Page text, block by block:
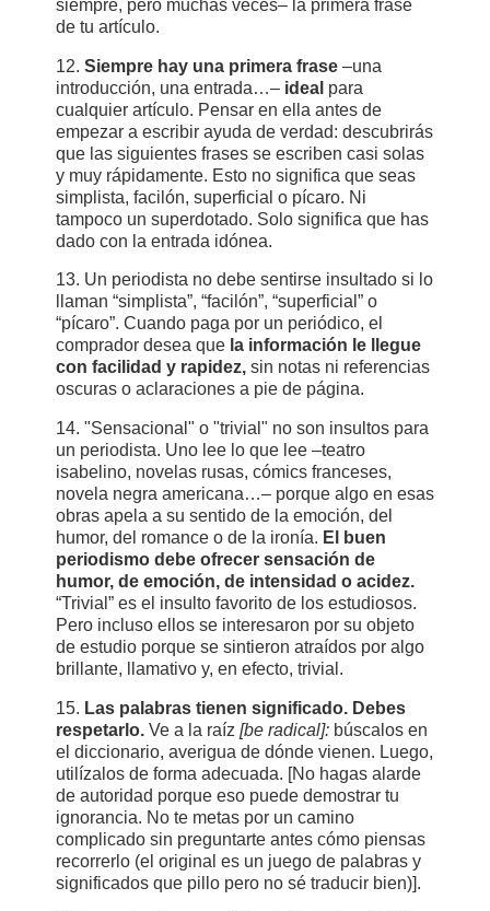
siempre, pero muchas veces– la primera frase
de tu artículo.
12. Siempre hay una primera frase –una
introducción, una entrada…– ideal para
cualquier artículo. Pensar en ella antes de
empezar a escribir ayuda de verdad: descubrirás
que las siguientes frases se escriben casi solas
y muy rápidamente. Esto no significa que seas
simplista, facilón, superficial o pícaro. Ni
tampoco un superdotado. Solo significa que has
dado con la entrada idónea.
13. Un periodista no debe sentirse insultado si lo
llaman “simplista”, “facilón”, “superficial” o
“pícaro”. Cuando paga por un periódico, el
comprador desea que la información le llegue
con facilidad y rapidez, sin notas ni referencias
oscuras o aclaraciones a pie de página.
14. "Sensacional" o "trivial" no son insultos para
un periodista. Uno lee lo que lee –teatro
isabelino, novelas rusas, cómics franceses,
novela negra americana…– porque algo en esas
obras apela a su sentido de la emoción, del
humor, del romance o de la ironía. El buen
periodismo debe ofrecer sensación de
humor, de emoción, de intensidad o acidez.
“Trivial” es el insulto favorito de los estudiosos.
Pero incluso ellos se interesaron por su objeto
de estudio porque se sintieron atraídos por algo
brillante, llamativo y, en efecto, trivial.
15. Las palabras tienen significado. Debes
respetarlo. Ve a la raíz [be radical]: búscalos en
el diccionario, averigua de dónde vienen. Luego,
utilízalos de forma adecuada. [No hagas alarde
de autoridad porque eso puede demostrar tu
ignorancia. No te metas por un camino
complicado sin preguntarte antes cómo piensas
recorrerlo (el original es un juego de palabras y
significados que pillo pero no sé traducir bien)].